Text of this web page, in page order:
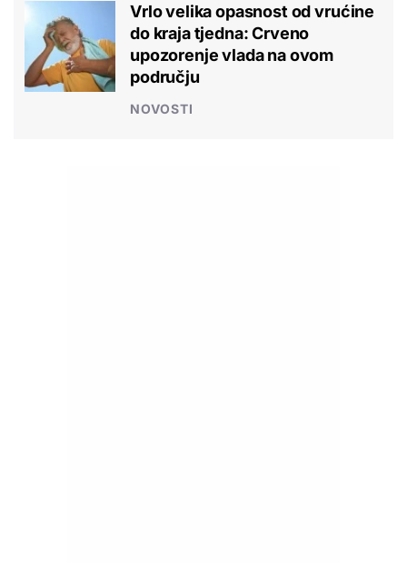
Vrlo velika opasnost od vrućine
do kraja tjedna: Crveno
upozorenje vlada na ovom
području
NOVOSTI